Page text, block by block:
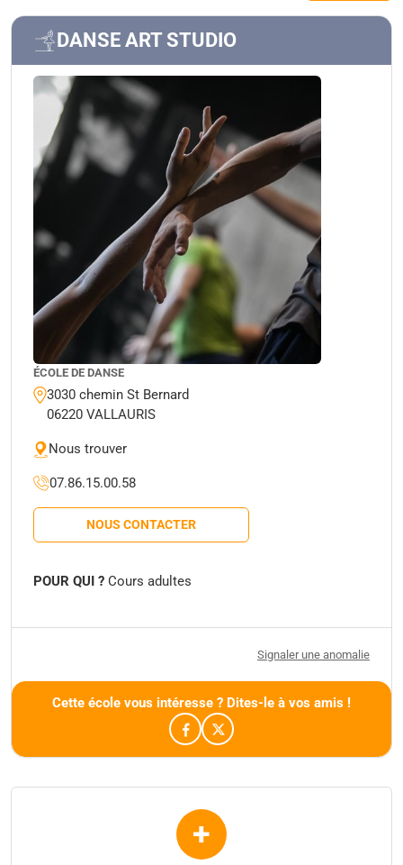
DANSE ART STUDIO
ÉCOLE DE DANSE
3030 chemin St Bernard
06220 VALLAURIS
Nous trouver
07.86.15.00.58
NOUS CONTACTER
POUR QUI ? Cours adultes
Signaler une anomalie
Cette école vous intéresse ? Dites-le à vos amis !
+